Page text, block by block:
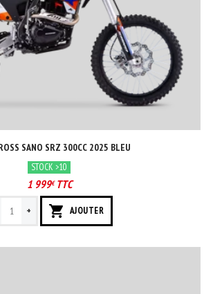
SANO SRZ 300CC 2025 BLEU
STOCK >10
1 999€TTC
+ AJOUTER